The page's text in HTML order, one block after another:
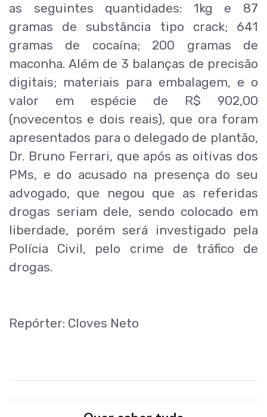
as seguintes quantidades: 1kg e 87
gramas de substância tipo crack; 641
gramas de cocaína; 200 gramas de
maconha. Além de 3 balanças de precisão
digitais; materiais para embalagem, e o
valor em espécie de R$ 902,00
(novecentos e dois reais), que ora foram
apresentados para o delegado de plantão,
Dr. Bruno Ferrari, que após as oitivas dos
PMs, e do acusado na presença do seu
advogado, que negou que as referidas
drogas seriam dele, sendo colocado em
liberdade, porém será investigado pela
Polícia Civil, pelo crime de tráfico de
drogas.
Repórter: Cloves Neto